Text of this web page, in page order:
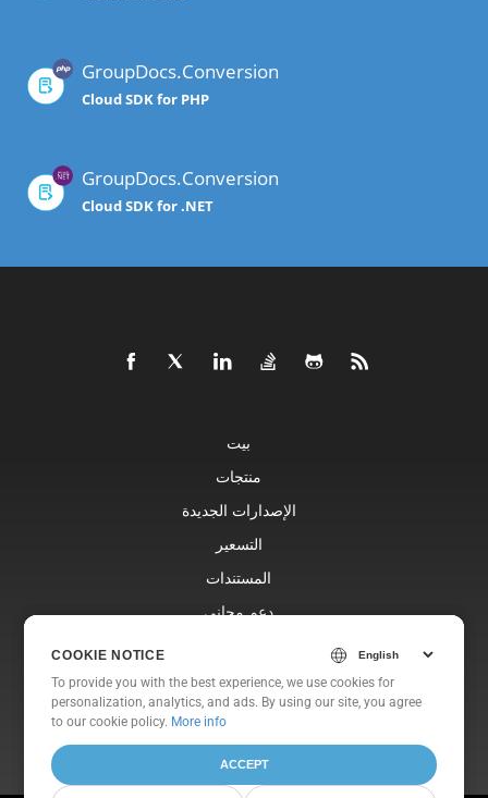
GroupDocs.Conversion
Cloud SDK for PHP
GroupDocs.Conversion
Cloud SDK for .NET
COOKIE NOTICE
To provide you with the best experience, we use cookies for
personalization, analytics, and ads. By using our site, you agree
toour cookie policy.
ACCEPT
بيت
منتجات
الإصدارات الجديدة
التسعير
المستندات
دعم مجاني
المواقع الإلكترونية
عن
COOKIE NOTICE
To provide you with the best experience, we use cookies for
personalization, analytics, and ads. By using our site, you agree
to our cookie policy. More info
ACCEPT